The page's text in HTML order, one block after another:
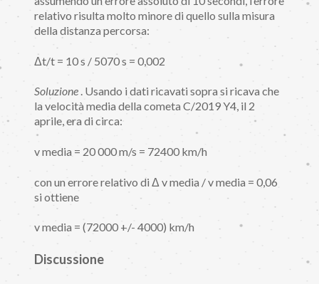
relativo risulta molto minore di quello sulla misura
della distanza percorsa:
Δt/t = 10 s / 5070 s = 0,002
Soluzione . Usando i dati ricavati sopra si ricava che
la velocità media della cometa C/2019 Y4, il 2
aprile, era di circa:
v media = 20 000 m/s = 72400 km/h
con un errore relativo di Δ v media / v media = 0,06
si ottiene
v media = (72000 +/- 4000) km/h
Discussione